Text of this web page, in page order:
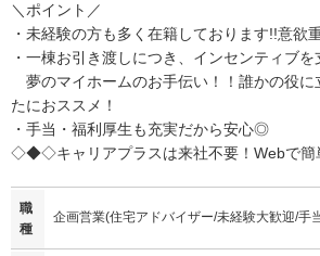
＼ポイント／
・未経験の方も多く在籍しております!!意欲
・一棟お引き渡しにつき、インセンティブを
夢のマイホームのお手伝い！！誰かの役に
たにおススメ！
・手当・福利厚生も充実だから安心◎
◇◆◇キャリアプラスは来社不要！Webで
職
種
企画営業(住宅アドバイザー/未経験大歓迎/手